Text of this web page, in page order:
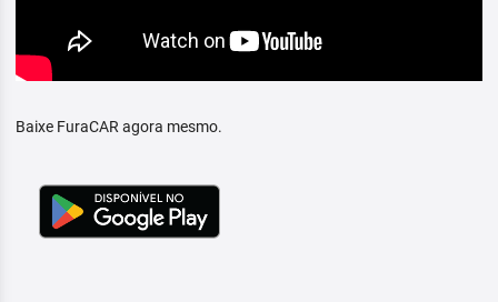
Baixe FuraCAR agora mesmo.